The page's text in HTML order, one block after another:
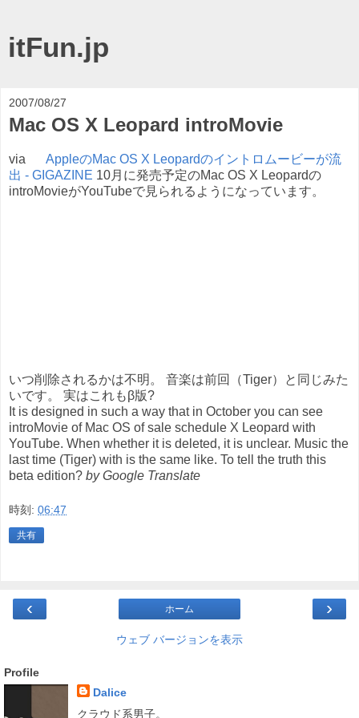
itFun.jp
2007/08/27
Mac OS X Leopard introMovie
via
AppleのMac OS X Leopardのイントロムービーが流
出 - GIGAZINE 10月に発売予定のMac OS X Leopardの
introMovieがYouTubeで見られるようになっています。
いつ削除されるかは不明。 音楽は前回（Tiger）と同じみた
いです。 実はこれもβ版?
It is designed in such a way that in October you can see
introMovie of Mac OS of sale schedule X Leopard with
YouTube. When whether it is deleted, it is unclear. Music the
last time (Tiger) with is the same like. To tell the truth this
beta edition? by Google Translate
時刻: 06:47
共有
‹ ›
ホーム
ウェブ バージョンを表示
Profile
Dalice
クラウド系男子。